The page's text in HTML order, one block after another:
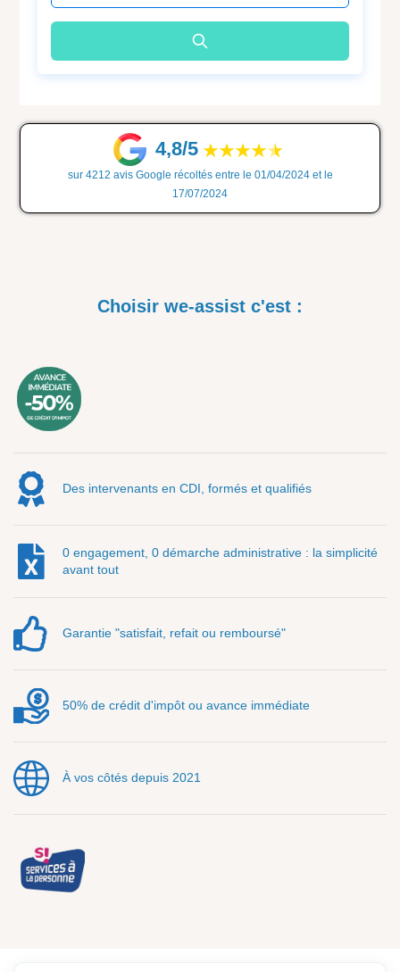
4,8/5
sur 4212 avis Google récoltés entre le 01/04/2024 et le
17/07/2024
Choisir we-assist c'est :
Des intervenants en CDI, formés et qualifiés
0 engagement, 0 démarche administrative : la simplicité
avant tout
Garantie "satisfait, refait ou remboursé"
50% de crédit d'impôt ou avance immédiate
À vos côtés depuis 2021